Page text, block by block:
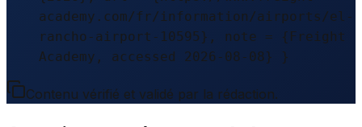
academy.com/fr/information/airports/el-
rancho-airport-10595}, note = {Freight
Academy, accessed 2026-08-08} }
Contenu vérifié et validé par la rédaction.